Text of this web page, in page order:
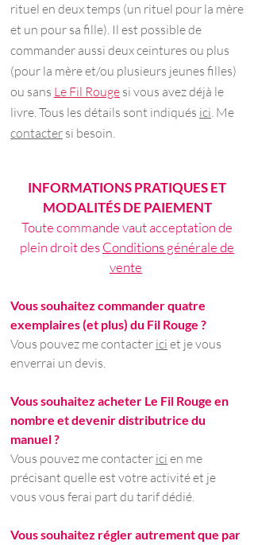
rituel en deux temps (un rituel pour la mère
et un pour sa fille). Il est possible de
commander aussi deux ceintures ou plus
(pour la mère et/ou plusieurs jeunes filles)
ou sans Le Fil Rouge si vous avez déjà le
livre. Tous les détails sont indiqués ici. Me
contacter si besoin.
INFORMATIONS PRATIQUES ET
MODALITÉS DE PAIEMENT
Toute commande vaut acceptation de
plein droit desConditions générale de
vente
Vous souhaitez commander quatre
exemplaires (et plus) du Fil Rouge ?
Vous pouvez me contacter ici et je vous
enverrai un devis.
Vous souhaitez acheter Le Fil Rouge en
nombre et devenir distributrice du
manuel ?
Vous pouvez me contacter ici en me
précisant quelle est votre activité et je
vous vous ferai part du tarif dédié.
Vous souhaitez régler autrement que par